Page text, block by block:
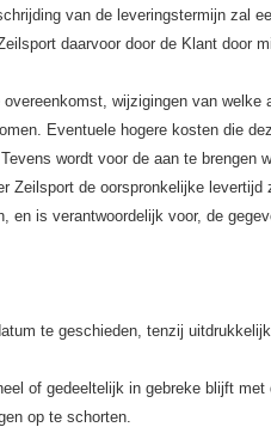
van de leveringstermijn zal
daarvoor door de Klant door
wijzigingen van welke
Eventuele hogere kosten die
wordt voor de aan te brengen
Zeilsport de oorspronkelijke levertijd
en is verantwoordelijk voor, de
te geschieden, tenzij
of gedeeltelijk in gebreke blijft
op te schorten.